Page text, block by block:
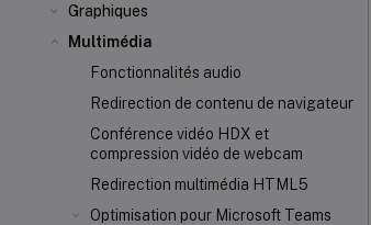
Graphiques
Multimédia
Fonctionnalités audio
Redirection de contenu de navigateur
Conférence vidéo HDX et
compression vidéo de webcam
Redirection multimédia HTML5
Optimisation pour Microsoft Teams